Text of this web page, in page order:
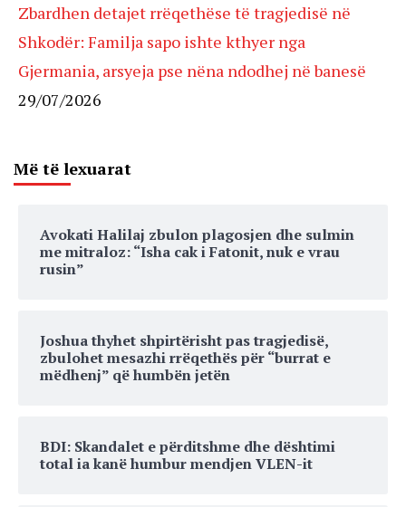
Zbardhen detajet rrëqethëse të tragjedisë në
Shkodër: Familja sapo ishte kthyer nga
Gjermania, arsyeja pse nëna ndodhej në banesë
29/07/2026
Më të lexuarat
Avokati Halilaj zbulon plagosjen dhe sulmin
me mitraloz: “Isha cak i Fatonit, nuk e vrau
rusin”
Joshua thyhet shpirtërisht pas tragjedisë,
zbulohet mesazhi rrëqethës për “burrat e
mëdhenj” që humbën jetën
BDI: Skandalet e përditshme dhe dështimi
total ia kanë humbur mendjen VLEN-it